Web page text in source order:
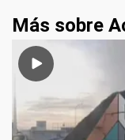
Más sobre